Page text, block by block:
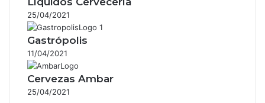
25/04/2021
Gastrópolis
11/04/2021
Cervezas Ambar
25/04/2021